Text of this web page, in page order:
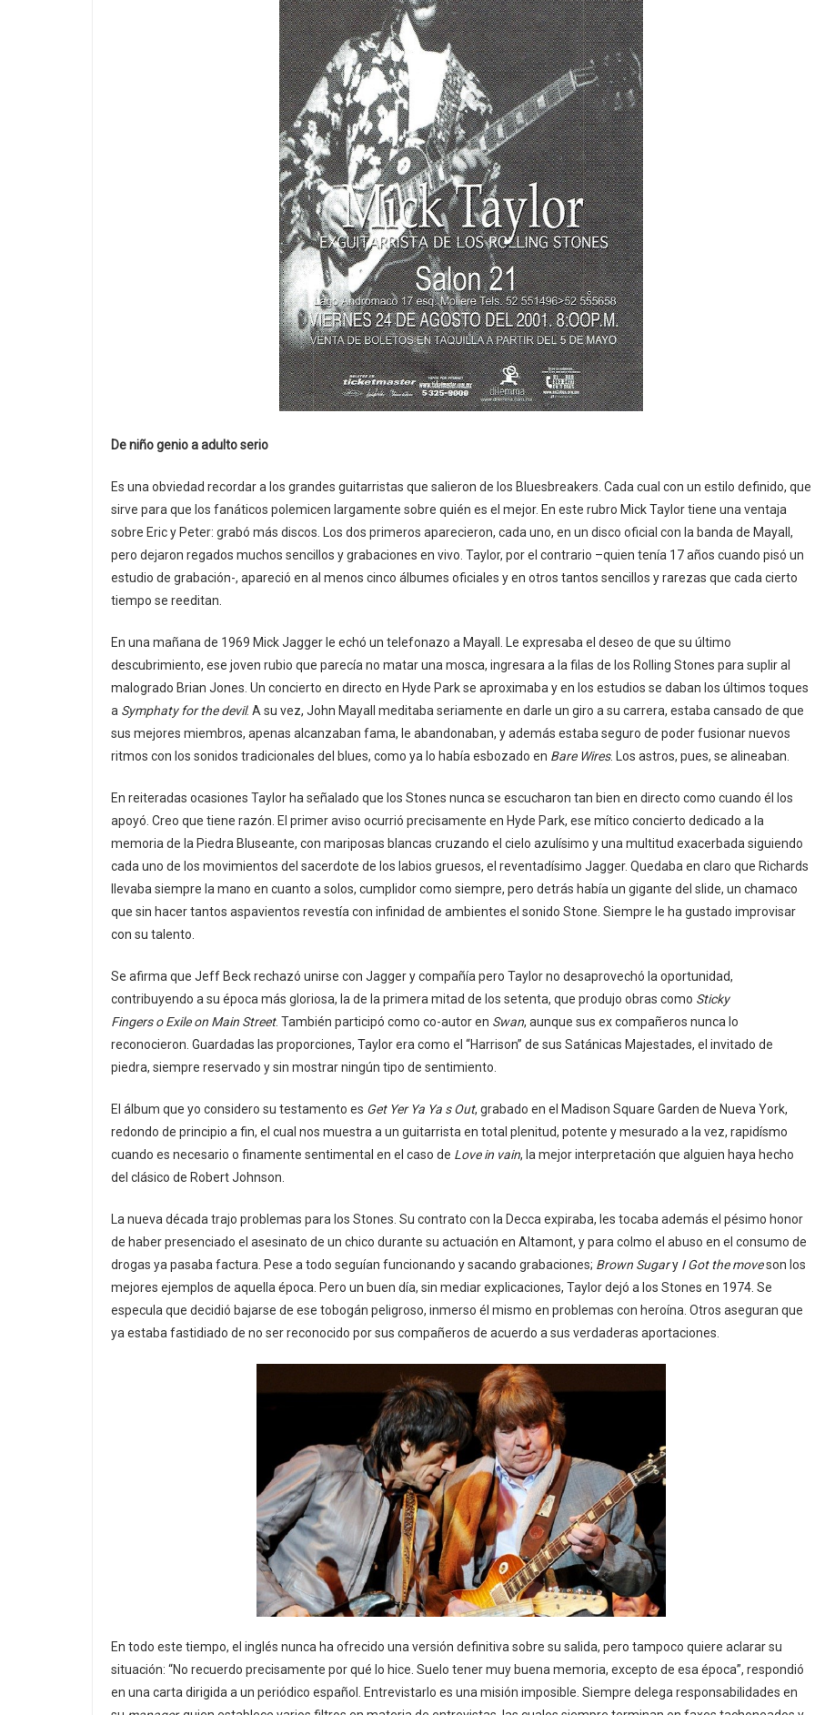
De niño genio a adulto serio
Es una obviedad recordar a los grandes guitarristas que salieron de los Bluesbreakers. Cada cual con un estilo definido, que
sirve para que los fanáticos polemicen largamente sobre quién es el mejor. En este rubro Mick Taylor tiene una ventaja
sobre Eric y Peter: grabó más discos. Los dos primeros aparecieron, cada uno, en un disco oficial con la banda de Mayall,
pero dejaron regados muchos sencillos y grabaciones en vivo. Taylor, por el contrario –quien tenía 17 años cuando pisó un
estudio de grabación-, apareció en al menos cinco álbumes oficiales y en otros tantos sencillos y rarezas que cada cierto
tiempo se reeditan.
En una mañana de 1969 Mick Jagger le echó un telefonazo a Mayall. Le expresaba el deseo de que su último
descubrimiento, ese joven rubio que parecía no matar una mosca, ingresara a la filas de los Rolling Stones para suplir al
malogrado Brian Jones. Un concierto en directo en Hyde Park se aproximaba y en los estudios se daban los últimos toques
a Symphaty for the devil. A su vez, John Mayall meditaba seriamente en darle un giro a su carrera, estaba cansado de que
sus mejores miembros, apenas alcanzaban fama, le abandonaban, y además estaba seguro de poder fusionar nuevos
ritmos con los sonidos tradicionales del blues, como ya lo había esbozado en Bare Wires. Los astros, pues, se alineaban.
En reiteradas ocasiones Taylor ha señalado que los Stones nunca se escucharon tan bien en directo como cuando él los
apoyó. Creo que tiene razón. El primer aviso ocurrió precisamente en Hyde Park, ese mítico concierto dedicado a la
memoria de la Piedra Bluseante, con mariposas blancas cruzando el cielo azulísimo y una multitud exacerbada siguiendo
cada uno de los movimientos del sacerdote de los labios gruesos, el reventadísimo Jagger. Quedaba en claro que Richards
llevaba siempre la mano en cuanto a solos, cumplidor como siempre, pero detrás había un gigante del slide, un chamaco
que sin hacer tantos aspavientos revestía con infinidad de ambientes el sonido Stone. Siempre le ha gustado improvisar
con su talento.
Se afirma que Jeff Beck rechazó unirse con Jagger y compañía pero Taylor no desaprovechó la oportunidad,
contribuyendo a su época más gloriosa, la de la primera mitad de los setenta, que produjo obras como Sticky
Fingers o Exile on Main Street. También participó como co-autor en Swan, aunque sus ex compañeros nunca lo
reconocieron. Guardadas las proporciones, Taylor era como el “Harrison” de sus Satánicas Majestades, el invitado de
piedra, siempre reservado y sin mostrar ningún tipo de sentimiento.
El álbum que yo considero su testamento es Get Yer Ya Ya s Out, grabado en el Madison Square Garden de Nueva York,
redondo de principio a fin, el cual nos muestra a un guitarrista en total plenitud, potente y mesurado a la vez, rapidísmo
cuando es necesario o finamente sentimental en el caso de Love in vain, la mejor interpretación que alguien haya hecho
del clásico de Robert Johnson.
La nueva década trajo problemas para los Stones. Su contrato con la Decca expiraba, les tocaba además el pésimo honor
de haber presenciado el asesinato de un chico durante su actuación en Altamont, y para colmo el abuso en el consumo de
drogas ya pasaba factura. Pese a todo seguían funcionando y sacando grabaciones; Brown Sugary I Got the moveson los
mejores ejemplos de aquella época. Pero un buen día, sin mediar explicaciones, Taylor dejó a los Stones en 1974. Se
especula que decidió bajarse de ese tobogán peligroso, inmerso él mismo en problemas con heroína. Otros aseguran que
ya estaba fastidiado de no ser reconocido por sus compañeros de acuerdo a sus verdaderas aportaciones.
En todo este tiempo, el inglés nunca ha ofrecido una versión definitiva sobre su salida, pero tampoco quiere aclarar su
situación: “No recuerdo precisamente por qué lo hice. Suelo tener muy buena memoria, excepto de esa época”, respondió
en una carta dirigida a un periódico español. Entrevistarlo es una misión imposible. Siempre delega responsabilidades en